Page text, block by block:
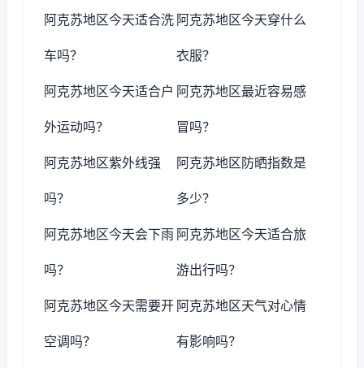
阿克苏地区今天适合洗
车吗？
阿克苏地区今天穿什么
衣服？
阿克苏地区今天适合户
外运动吗？
阿克苏地区最近容易感
冒吗？
阿克苏地区紫外线强
吗？
阿克苏地区防晒指数是
多少？
阿克苏地区今天会下雨
吗？
阿克苏地区今天适合旅
游出行吗？
阿克苏地区今天需要开
空调吗？
阿克苏地区天气对心情
有影响吗？